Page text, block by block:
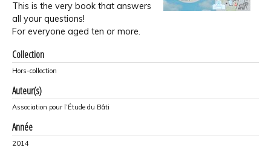
This is the very book that answers
all your questions!
For everyone aged ten or more.
Collection
Hors-collection
Auteur(s)
Association pour l’Étude du Bâti
Année
2014